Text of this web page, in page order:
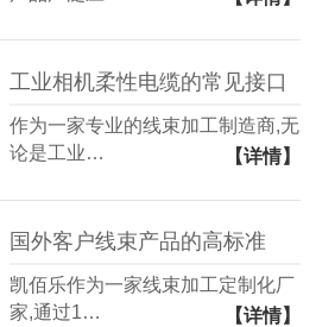
工业相机柔性电缆的常见接口
作为一家专业的线束加工制造商,无
论是工业…
【详情】
国外客户线束产品的高标准
凯佰乐作为一家线束加工定制化厂
家,通过1…
【详情】